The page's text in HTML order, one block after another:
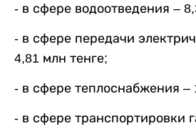
- в сфере водоотведения –
- в сфере передачи
4,81 млн тенге;
- в сфере теплоснабжения –
- в сфере транспортировки